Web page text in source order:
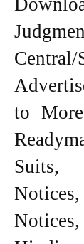
to
Suits,